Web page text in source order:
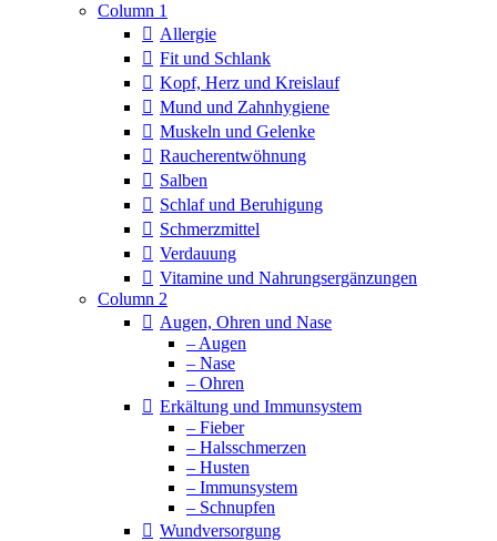
Column 1
Allergie
Fit und Schlank
Kopf, Herz und Kreislauf
Mund und Zahnhygiene
Muskeln und Gelenke
Raucherentwöhnung
Salben
Schlaf und Beruhigung
Schmerzmittel
Verdauung
Vitamine und Nahrungsergänzungen
Column 2
Augen, Ohren und Nase
– Augen
– Nase
– Ohren
Erkältung und Immunsystem
– Fieber
– Halsschmerzen
– Husten
– Immunsystem
– Schnupfen
Wundversorgung